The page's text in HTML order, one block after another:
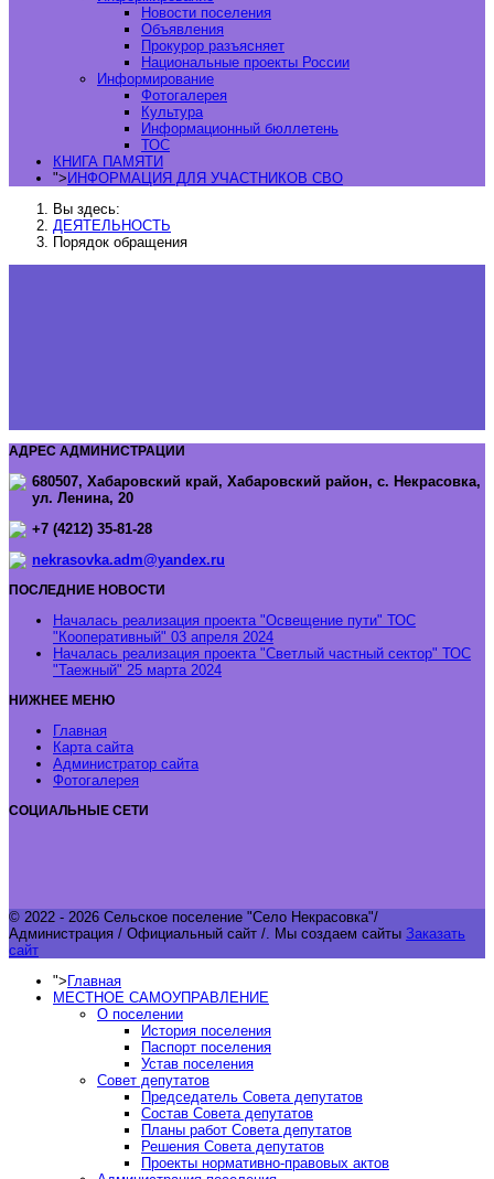
Новости поселения
Объявления
Прокурор разъясняет
Национальные проекты России
Информирование
Фотогалерея
Культура
Информационный бюллетень
ТОС
КНИГА ПАМЯТИ
">ИНФОРМАЦИЯ ДЛЯ УЧАСТНИКОВ СВО
Вы здесь:
ДЕЯТЕЛЬНОСТЬ
Порядок обращения
АДРЕС АДМИНИСТРАЦИИ
680507, Хабаровский край, Хабаровский район, с. Некрасовка,
ул. Ленина, 20
+7 (4212) 35-81-28
nekrasovka.adm@yandex.ru
ПОСЛЕДНИЕ НОВОСТИ
Началась реализация проекта "Освещение пути" ТОС
"Кооперативный" 03 апреля 2024
Началась реализация проекта "Светлый частный сектор" ТОС
"Таежный" 25 марта 2024
НИЖНЕЕ МЕНЮ
Главная
Карта сайта
Администратор сайта
Фотогалерея
СОЦИАЛЬНЫЕ СЕТИ
© 2022 - 2026 Сельское поселение "Село Некрасовка"/
Администрация / Официальный сайт /. Мы создаем сайты Заказать
сайт
">Главная
МЕСТНОЕ САМОУПРАВЛЕНИЕ
О поселении
История поселения
Паспорт поселения
Устав поселения
Совет депутатов
Председатель Совета депутатов
Состав Совета депутатов
Планы работ Совета депутатов
Решения Совета депутатов
Проекты нормативно-правовых актов